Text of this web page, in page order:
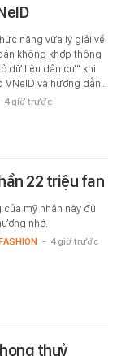
năng vừa lý giải về
không khớp thông
dữ liệu dân cư" khi
VNeID và hướng dẫn…
4 giờ trước
22 triệu fan
mỹ nhân này đủ
nhớ.
- 4 giờ trước
thuỷ